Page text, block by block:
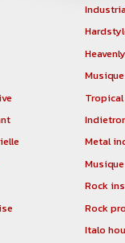
Metal
Rock
Rock
Italo